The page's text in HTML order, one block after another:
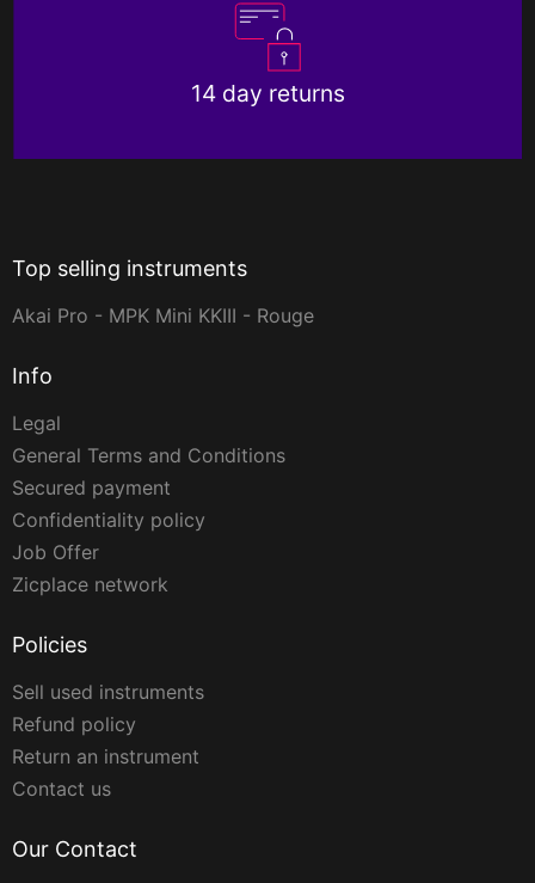
14 day returns
Top selling instruments
Akai Pro - MPK Mini KKIII - Rouge
Info
Legal
General Terms and Conditions
Secured payment
Confidentiality policy
Job Offer
Zicplace network
Policies
Sell used instruments
Refund policy
Return an instrument
Contact us
Our Contact